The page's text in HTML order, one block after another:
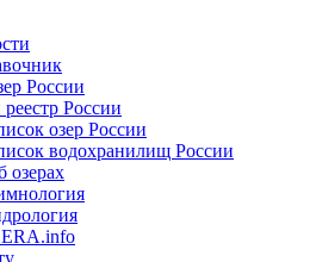
России
России
озер России
водохранилищ России
озерах